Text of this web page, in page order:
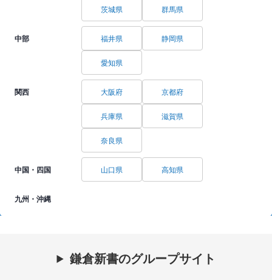
茨城県 群馬県
中部 福井県 静岡県
愛知県
関西 大阪府 京都府
兵庫県 滋賀県
奈良県
中国・四国 山口県 高知県
九州・沖縄
鎌倉新書のグループサイト